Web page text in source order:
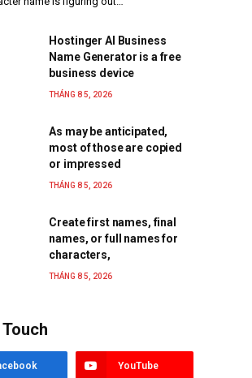
Hostinger AI Business
Name Generator is a free
business device
THÁNG 8 5, 2026
As may be anticipated,
most of those are copied
or impressed
THÁNG 8 5, 2026
Create first names, final
names, or full names for
characters,
THÁNG 8 5, 2026
YouTube